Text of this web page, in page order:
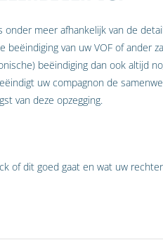
onder meer afhankelijk van de
van uw VOF of ander
beëindiging dan ook altijd
uw compagnon de
van deze opzegging.
of dit goed gaat en wat uw